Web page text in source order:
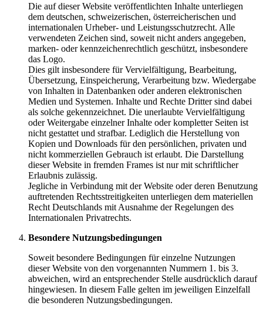
Die auf dieser Website veröffentlichten Inhalte unterliegen
dem deutschen, schweizerischen, österreicherischen und
internationalen Urheber- und Leistungsschutzrecht. Alle
verwendeten Zeichen sind, soweit nicht anders angegeben,
marken- oder kennzeichenrechtlich geschützt, insbesondere
das Logo.
Dies gilt insbesondere für Vervielfältigung, Bearbeitung,
Übersetzung, Einspeicherung, Verarbeitung bzw. Wiedergabe
von Inhalten in Datenbanken oder anderen elektronischen
Medien und Systemen. Inhalte und Rechte Dritter sind dabei
als solche gekennzeichnet. Die unerlaubte Vervielfältigung
oder Weitergabe einzelner Inhalte oder kompletter Seiten ist
nicht gestattet und strafbar. Lediglich die Herstellung von
Kopien und Downloads für den persönlichen, privaten und
nicht kommerziellen Gebrauch ist erlaubt. Die Darstellung
dieser Website in fremden Frames ist nur mit schriftlicher
Erlaubnis zulässig.
Jegliche in Verbindung mit der Website oder deren Benutzung
auftretenden Rechtsstreitigkeiten unterliegen dem materiellen
Recht Deutschlands mit Ausnahme der Regelungen des
Internationalen Privatrechts.
Besondere Nutzungsbedingungen
Soweit besondere Bedingungen für einzelne Nutzungen
dieser Website von den vorgenannten Nummern 1. bis 3.
abweichen, wird an entsprechender Stelle ausdrücklich darauf
hingewiesen. In diesem Falle gelten im jeweiligen Einzelfall
die besonderen Nutzungsbedingungen.